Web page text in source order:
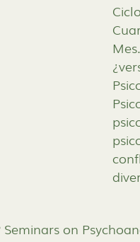
Seminars on